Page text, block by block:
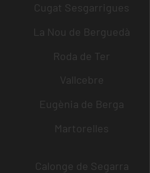
Cugat Sesgarrigues
La Nou de Berguedà
Roda de Ter
Vallcebre
Eugènia de Berga
Martorelles
Calonge de Segarra